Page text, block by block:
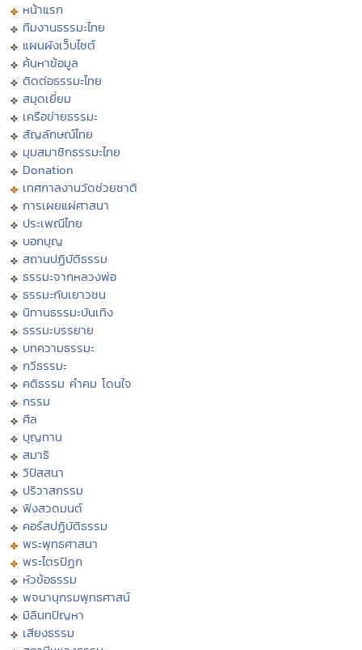
หน้าแรก
ทีมงานธรรมะไทย
แผนผังเว็บไซต์
ค้นหาข้อมูล
ติดต่อธรรมะไทย
สมุดเยี่ยม
เครือข่ายธรรมะ
สัญลักษณ์ไทย
มุมสมาชิกธรรมะไทย
Donation
เทศกาลงานวัดช่วยชาติ
การเผยแผ่ศาสนา
ประเพณีไทย
บอกบุญ
สถานปฏิบัติธรรม
ธรรมะจากหลวงพ่อ
ธรรมะกับเยาวชน
นิทานธรรมะบันเทิง
ธรรมะบรรยาย
บทความธรรมะ
กวีธรรมะ
คติธรรม คำคม โดนใจ
กรรม
ศีล
บุญทาน
สมาธิ
วิปัสสนา
ปริวาสกรรม
ฟังสวดมนต์
คอร์สปฏิบัติธรรม
พระพุทธศาสนา
พระไตรปิฏก
หัวข้อธรรม
พจนานุกรมพุทธศาสน์
มิลินทปัญหา
เสียงธรรม